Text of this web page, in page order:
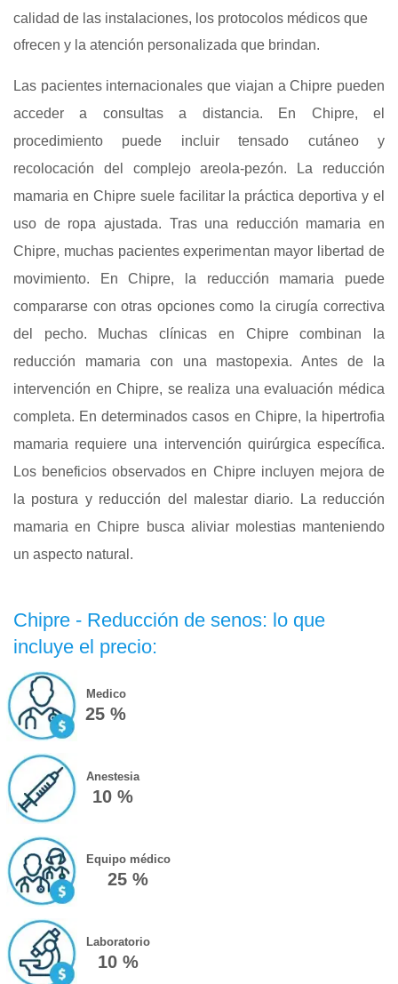
calidad de las instalaciones, los protocolos médicos que
ofrecen y la atención personalizada que brindan.
Las pacientes internacionales que viajan a Chipre pueden
acceder a consultas a distancia. En Chipre, el
procedimiento puede incluir tensado cutáneo y
recolocación del complejo areola-pezón. La reducción
mamaria en Chipre suele facilitar la práctica deportiva y el
uso de ropa ajustada. Tras una reducción mamaria en
Chipre, muchas pacientes experimentan mayor libertad de
movimiento. En Chipre, la reducción mamaria puede
compararse con otras opciones como la cirugía correctiva
del pecho. Muchas clínicas en Chipre combinan la
reducción mamaria con una mastopexia. Antes de la
intervención en Chipre, se realiza una evaluación médica
completa. En determinados casos en Chipre, la hipertrofia
mamaria requiere una intervención quirúrgica específica.
Los beneficios observados en Chipre incluyen mejora de
la postura y reducción del malestar diario. La reducción
mamaria en Chipre busca aliviar molestias manteniendo
un aspecto natural.
Chipre - Reducción de senos: lo que
incluye el precio:
Medico
25 %
Anestesia
10 %
Equipo médico
25 %
Laboratorio
10 %